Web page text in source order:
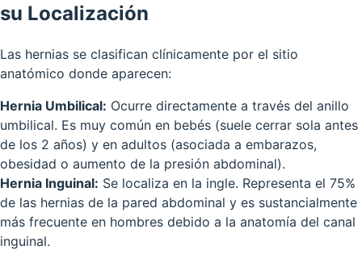
su Localización
Las hernias se clasifican clínicamente por el sitio
anatómico donde aparecen:
Hernia Umbilical: Ocurre directamente a través del anillo
umbilical. Es muy común en bebés (suele cerrar sola antes
de los 2 años) y en adultos (asociada a embarazos,
obesidad o aumento de la presión abdominal).
Hernia Inguinal: Se localiza en la ingle. Representa el 75%
de las hernias de la pared abdominal y es sustancialmente
más frecuente en hombres debido a la anatomía del canal
inguinal.